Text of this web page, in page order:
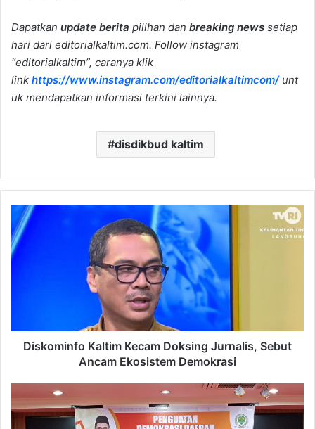
Dapatkan update berita pilihan dan breaking news setiap
hari dari editorialkaltim.com. Follow instagram
“editorialkaltim”, caranya klik
link https://www.instagram.com/editorialkaltimcom/unt
uk mendapatkan informasi terkini lainnya.
disdikbud kaltim
Diskominfo
Kaltim
Kecam
Doksing
Demokrasi
Diskominfo Kaltim Kecam Doksing Jurnalis, Sebut
Ancam Ekosistem Demokrasi
Ikhsan
Ajak